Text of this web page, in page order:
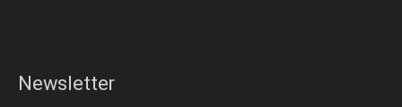
Newsletter